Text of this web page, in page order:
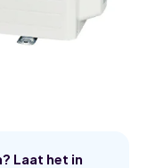
Laat het in